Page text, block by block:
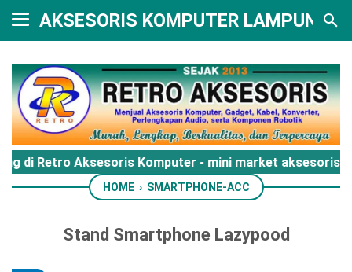
AKSESORIS KOMPUTER LAMPUNG
di Retro Aksesoris Komputer - mini market aksesoris
HOME › SMARTPHONE-ACC
Stand Smartphone Lazypood